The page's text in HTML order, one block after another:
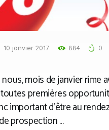
10 janvier 2017 884 0
mois de janvier rime
premières
important d’être au
prospection …